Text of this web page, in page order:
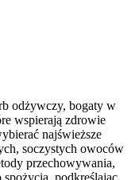
odżywczy, bogaty w
wspierają zdrowie
najświeższe
soczystych owoców
przechowywania,